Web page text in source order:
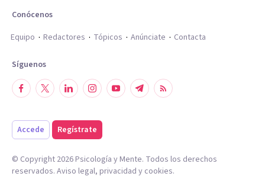
Conócenos
Equipo
Redactores Tópicos Anúnciate Contacta
Síguenos
Accede Regístrate
© Copyright 2026Psicología y Mente. Todos los derechos
reservados. Aviso legal, privacidad y cookies.